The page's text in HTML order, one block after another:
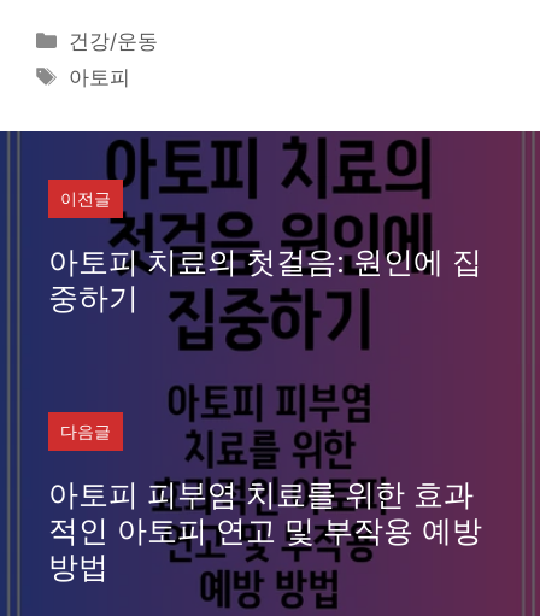
카
테
고
리
건강/운동
태
아토피
이전글
아토피 치료의 첫걸음: 원인에 집
중하기
다음글
아토피 피부염 치료를 위한 효과
적인 아토피 연고 및 부작용 예방
방법